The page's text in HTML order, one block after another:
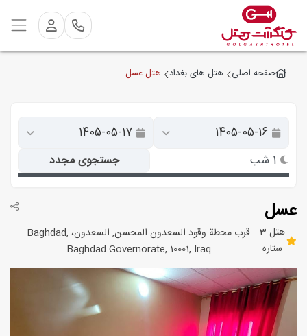
صفحه اصلی هتل های بغداد هتل عسل
عسل
هتل 3
ستاره
قرب محطة وقود السعدون المحسن, السعدون، Baghdad,
Baghdad Governorate, 10001, Iraq
1 شب جستجوی مجدد